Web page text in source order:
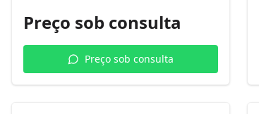
Preço sob consulta
Preço sob consulta